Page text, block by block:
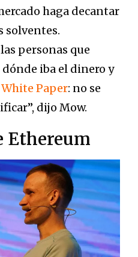
haga decantar
solventes.
personas que
iba el dinero y
White Paper: no se
dijo Mow.
Ethereum